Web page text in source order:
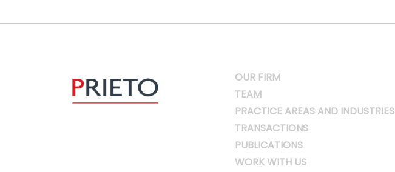
OUR FIRM
TEAM
PRACTICE AREAS AND INDUSTRIES
TRANSACTIONS
PUBLICATIONS
WORK WITH US